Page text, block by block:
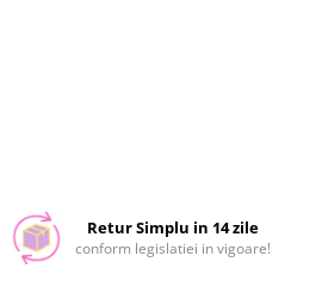
Retur Simplu in 14 zile
conform legislatiei in vigoare!